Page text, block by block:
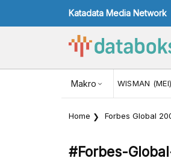
Katadata Media Network
Makro
KUNJUNGAN WISMAN
Home Forbes Global
#forbes-